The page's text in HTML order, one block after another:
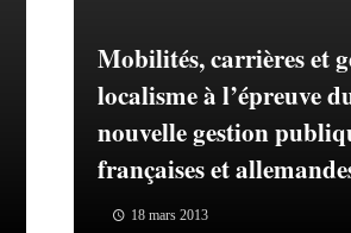
Mobilités, carrières et
localisme à l’épreuve
nouvelle gestion
françaises et
18 mars 2013